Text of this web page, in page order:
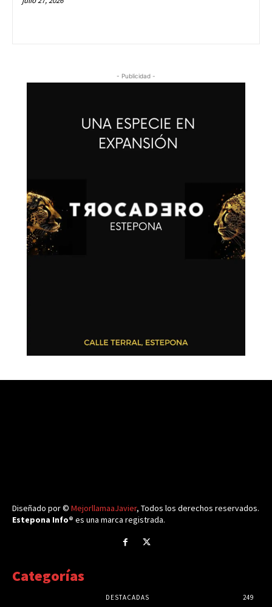
- Publicidad -
Diseñado por © MejorllamaaJavier, Todos los derechos reservados.
Estepona Info® es una marca registrada.
Categorías
DESTACADAS 249